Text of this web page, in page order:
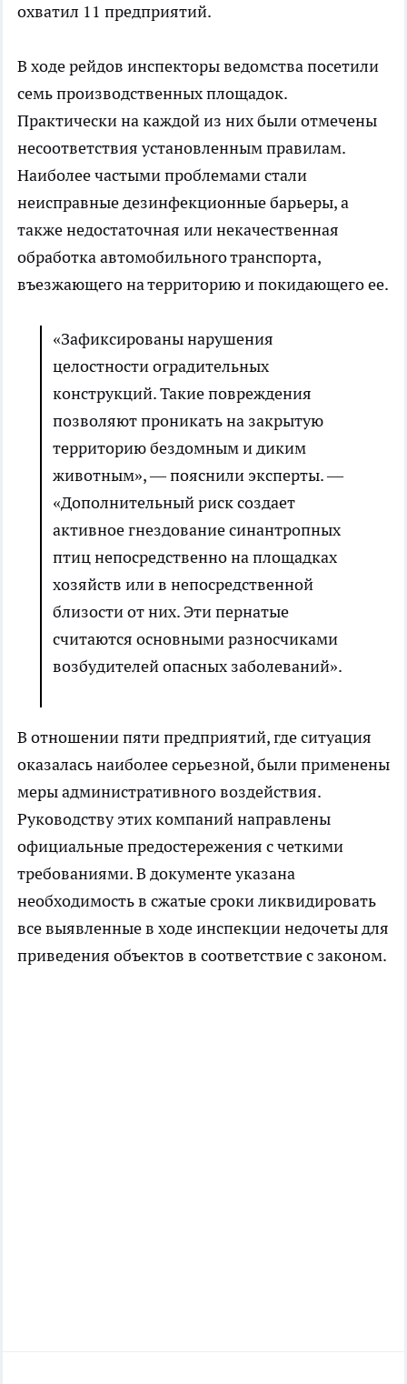
охватил 11 предприятий.
В ходе рейдов инспекторы ведомства посетили
семь производственных площадок.
Практически на каждой из них были отмечены
несоответствия установленным правилам.
Наиболее частыми проблемами стали
неисправные дезинфекционные барьеры, а
также недостаточная или некачественная
обработка автомобильного транспорта,
въезжающего на территорию и покидающего ее.
«Зафиксированы нарушения
целостности оградительных
конструкций. Такие повреждения
позволяют проникать на закрытую
территорию бездомным и диким
животным», — пояснили эксперты. —
«Дополнительный риск создает
активное гнездование синантропных
птиц непосредственно на площадках
хозяйств или в непосредственной
близости от них. Эти пернатые
считаются основными разносчиками
возбудителей опасных заболеваний».
В отношении пяти предприятий, где ситуация
оказалась наиболее серьезной, были применены
меры административного воздействия.
Руководству этих компаний направлены
официальные предостережения с четкими
требованиями. В документе указана
необходимость в сжатые сроки ликвидировать
все выявленные в ходе инспекции недочеты для
приведения объектов в соответствие с законом.